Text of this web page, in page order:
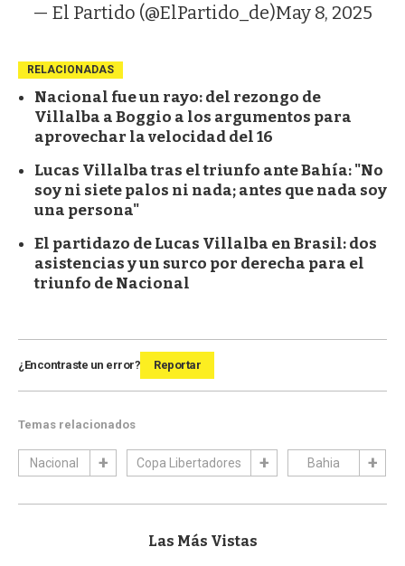
— El Partido (@ElPartido_de)May 8, 2025
RELACIONADAS
Nacional fue un rayo: del rezongo de
Villalba a Boggio a los argumentos para
aprovechar la velocidad del 16
Lucas Villalba tras el triunfo ante Bahía: "No
soy ni siete palos ni nada; antes que nada soy
una persona"
El partidazo de Lucas Villalba en Brasil: dos
asistencias y un surco por derecha para el
triunfo de Nacional
¿Encontraste un error? Reportar
Temas relacionados
Nacional Copa Libertadores Bahia
Las Más Vistas